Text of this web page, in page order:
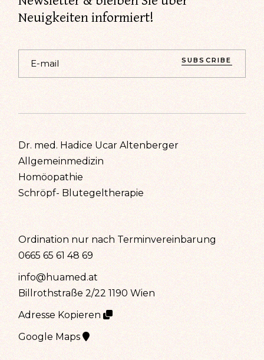
Neuigkeiten informiert!
SUBSCRIBE
Dr. med. Hadice Ucar Altenberger
Allgemeinmedizin
Homöopathie
Schröpf- Blutegeltherapie
Ordination nur nach Terminvereinbarung
0665 65 61 48 69
info@huamed.at
Billrothstraße 2/22 1190 Wien
Adresse Kopieren
Google Maps